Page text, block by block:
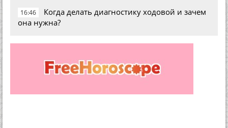
16:46
Когда делать диагностику ходовой и зачем
она нужна?